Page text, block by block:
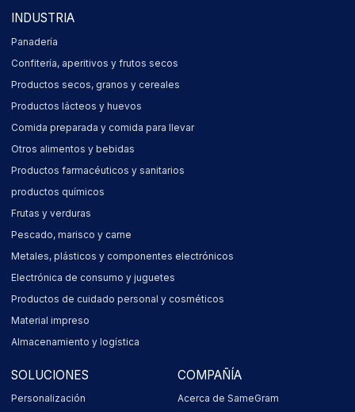
INDUSTRIA
Panadería
Confitería, aperitivos y frutos secos
Productos secos, granos y cereales
Productos lácteos y huevos
Comida preparada y comida para llevar
Otros alimentos y bebidas
Productos farmacéuticos y sanitarios
productos químicos
Frutas y verduras
Pescado, marisco y carne
Metales, plásticos y componentes electrónicos
Electrónica de consumo y juguetes
Productos de cuidado personal y cosméticos
Material impreso
Almacenamiento y logística
SOLUCIONES
Personalización
COMPAÑÍA
Acerca de SameGram